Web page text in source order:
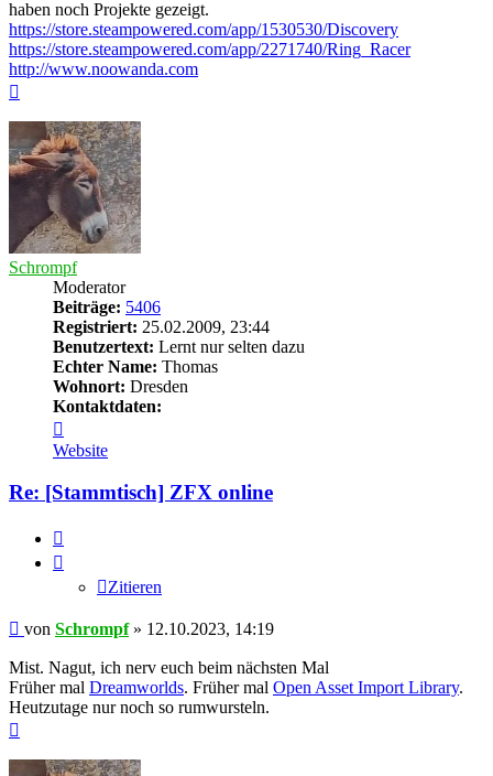
haben noch Projekte gezeigt.
https://store.steampowered.com/app/1530530/Discovery
https://store.steampowered.com/app/2271740/Ring_Racer
http://www.noowanda.com
Schrompf
Moderator
Beiträge: 5406
Registriert: 25.02.2009, 23:44
Benutzertext: Lernt nur selten dazu
Echter Name: Thomas
Wohnort: Dresden
Kontaktdaten:
von
Schrompf
Website
Re: [Stammtisch] ZFX online
Zitieren
Beitrag
von Schrompf» 12.10.2023, 14:19
Mist. Nagut, ich nerv euch beim nächsten Mal
Früher mal Dreamworlds. Früher mal Open Asset Import Library.
Heutzutage nur noch so rumwursteln.